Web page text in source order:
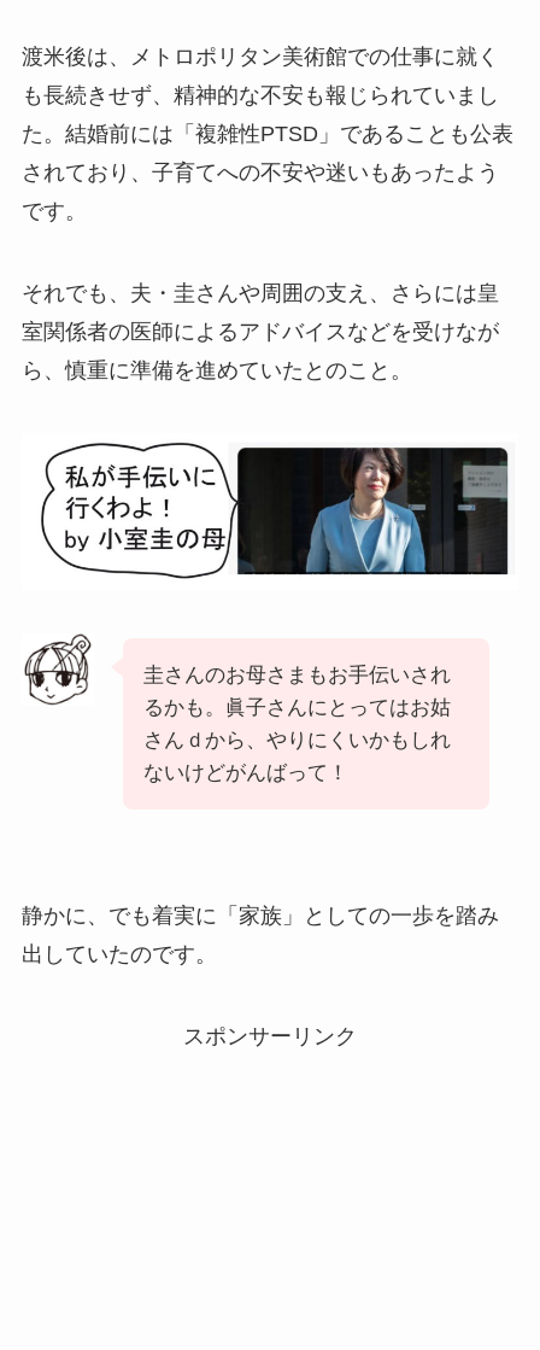
渡米後は、メトロポリタン美術館での仕事に就く
も長続きせず、精神的な不安も報じられていまし
た。結婚前には「複雑性PTSD」であることも公表
されており、子育てへの不安や迷いもあったよう
です。
それでも、夫・圭さんや周囲の支え、さらには皇
室関係者の医師によるアドバイスなどを受けなが
ら、慎重に準備を進めていたとのこと。
圭さんのお母さまもお手伝いされ
るかも。眞子さんにとってはお姑
さんｄから、やりにくいかもしれ
ないけどがんばって！
静かに、でも着実に「家族」としての一歩を踏み
出していたのです。
スポンサーリンク